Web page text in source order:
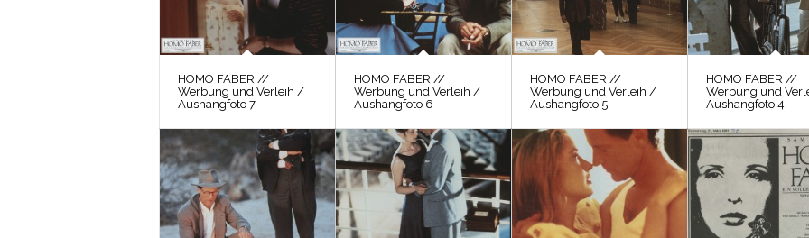
HOMO FABER //
Werbung und Verleih /
Aushangfoto 7
HOMO FABER //
Werbung und Verleih /
Aushangfoto 6
HOMO FABER //
Werbung und Verleih /
Aushangfoto 5
HOMO FABER //
Werbung und
Aushangfoto 4